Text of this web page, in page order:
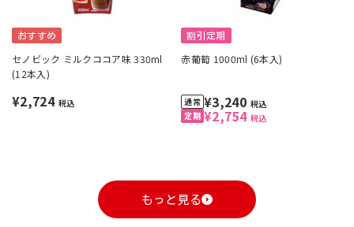
おすすめ
セノビック ミルクココア味 330ml
(12本入)
¥2,724 税込
割引定期
赤葡萄 1000ml (6本入)
¥2,754 税込
¥3,240 税込
もっと見る